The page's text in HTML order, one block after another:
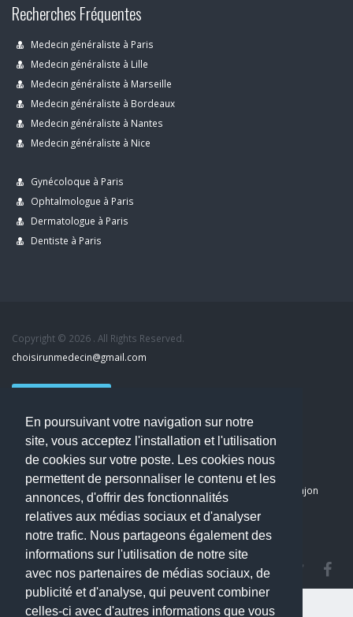
En poursuivant votre navigation sur notre
site, vous acceptez l'installation et l'utilisation
de cookies sur votre poste. Les cookies nous
permettent de personnaliser le contenu et les
annonces, d'offrir des fonctionnalités
relatives aux médias sociaux et d'analyser
notre trafic. Nous partageons également des
informations sur l'utilisation de notre site
avec nos partenaires de médias sociaux, de
publicité et d'analyse, qui peuvent combiner
celles-ci avec d'autres informations que vous
Recherches Fréquentes
Medecin généraliste à Paris
Medecin généraliste à Lille
Medecin généraliste à Marseille
Medecin généraliste à Bordeaux
Medecin généraliste à Nantes
Medecin généraliste à Nice
Gynécoloque à Paris
Ophtalmologue à Paris
Dermatologue à Paris
Dentiste à Paris
Copyright © 2026 . All Rights Reserved.
choisirunmedecin@gmail.com
Accueil
Blog
Dernier avis : PASCAL DELCAMPE, Chirurgien maxillo-faciale à Arpajon
Mentions légales
Politique de confidentialité